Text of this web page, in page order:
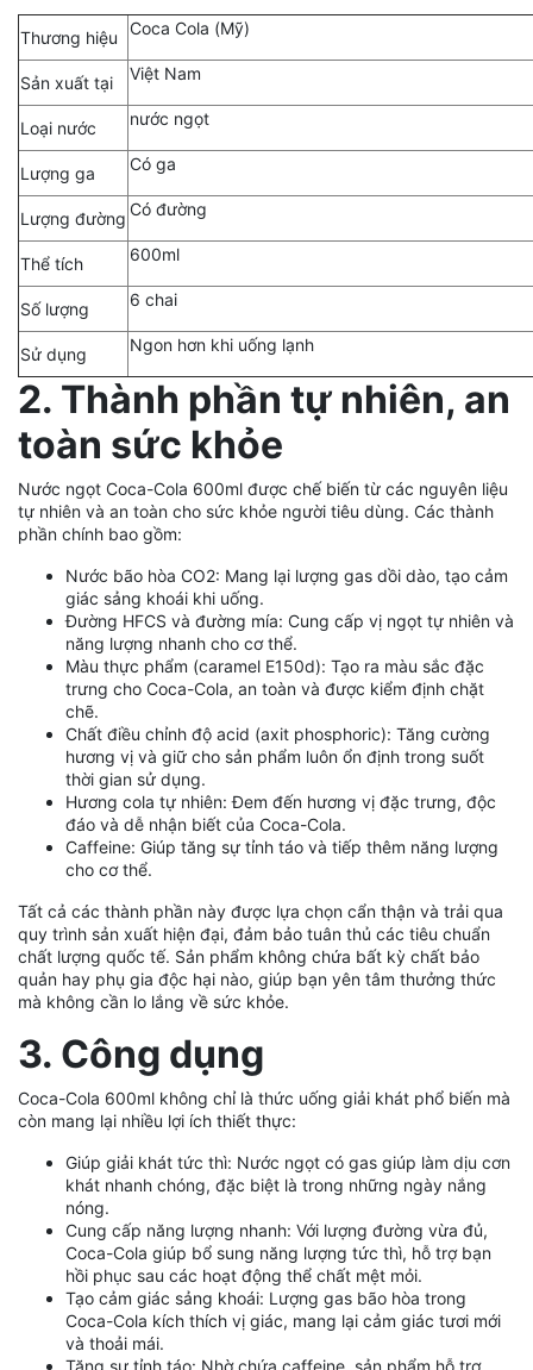
Thương hiệu Coca Cola (Mỹ)
Sản xuất tại Việt Nam
Loại nước nước ngọt
Lượng ga Có ga
Lượng đường Có đường
Thể tích 600ml
Số lượng 6 chai
Sử dụng Ngon hơn khi uống lạnh
2. Thành phần tự nhiên, an
toàn sức khỏe
Nước ngọt Coca-Cola 600ml được chế biến từ các nguyên liệu
tự nhiên và an toàn cho sức khỏe người tiêu dùng. Các thành
phần chính bao gồm:
Nước bão hòa CO2: Mang lại lượng gas dồi dào, tạo cảm
giác sảng khoái khi uống.
Đường HFCS và đường mía: Cung cấp vị ngọt tự nhiên và
năng lượng nhanh cho cơ thể.
Màu thực phẩm (caramel E150d): Tạo ra màu sắc đặc
trưng cho Coca-Cola, an toàn và được kiểm định chặt
chẽ.
Chất điều chỉnh độ acid (axit phosphoric): Tăng cường
hương vị và giữ cho sản phẩm luôn ổn định trong suốt
thời gian sử dụng.
Hương cola tự nhiên: Đem đến hương vị đặc trưng, độc
đáo và dễ nhận biết của Coca-Cola.
Caffeine: Giúp tăng sự tỉnh táo và tiếp thêm năng lượng
cho cơ thể.
Tất cả các thành phần này được lựa chọn cẩn thận và trải qua
quy trình sản xuất hiện đại, đảm bảo tuân thủ các tiêu chuẩn
chất lượng quốc tế. Sản phẩm không chứa bất kỳ chất bảo
quản hay phụ gia độc hại nào, giúp bạn yên tâm thưởng thức
mà không cần lo lắng về sức khỏe.
3. Công dụng
Coca-Cola 600ml không chỉ là thức uống giải khát phổ biến mà
còn mang lại nhiều lợi ích thiết thực:
Giúp giải khát tức thì: Nước ngọt có gas giúp làm dịu cơn
khát nhanh chóng, đặc biệt là trong những ngày nắng
nóng.
Cung cấp năng lượng nhanh: Với lượng đường vừa đủ,
Coca-Cola giúp bổ sung năng lượng tức thì, hỗ trợ bạn
hồi phục sau các hoạt động thể chất mệt mỏi.
Tạo cảm giác sảng khoái: Lượng gas bão hòa trong
Coca-Cola kích thích vị giác, mang lại cảm giác tươi mới
và thoải mái.
Tăng sự tỉnh táo: Nhờ chứa caffeine, sản phẩm hỗ trợ